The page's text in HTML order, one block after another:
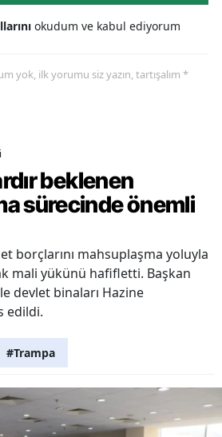
okudum ve kabul ediyorum
yok, ilk yorumu siz yazın, tartışalım *
beklenen
sürecinde önemli
borçlarını mahsuplaşma yoluyla
mali yükünü hafifletti. Başkan
devlet binaları Hazine
edildi.
#Trampa